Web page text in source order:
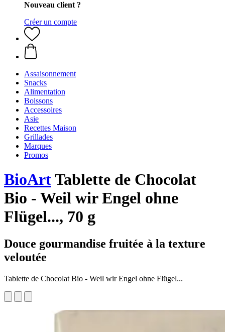
Nouveau client ?
Créer un compte
Assaisonnement
Snacks
Alimentation
Boissons
Accessoires
Asie
Recettes Maison
Grillades
Marques
Promos
BioArtTablette de Chocolat
Bio - Weil wir Engel ohne
Flügel..., 70 g
Douce gourmandise fruitée à la texture
veloutée
Tablette de Chocolat Bio - Weil wir Engel ohne Flügel...